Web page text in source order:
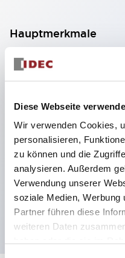
Diese Webseite
Wir verwenden Cookies,
personalisieren,
zu können und die
analysieren. Außerdem
Verwendung unserer
soziale Medien, Werbung
Partner führen diese
weiteren Daten
Hauptmerkmale
2-Kontakt-Block mit
Kontakt-
Isolierung zwischen
59,9 mm (※ 22-
Platzsparendes
Sicherheitsstruktur
Freisetzung,
Fingerschutzstruktur